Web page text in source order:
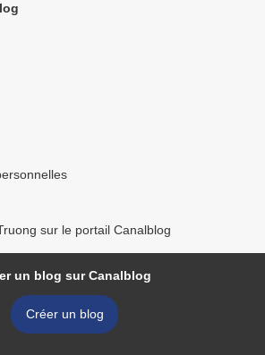
sur le portail Canalblog
un blog sur Canalblog
Créer un blog